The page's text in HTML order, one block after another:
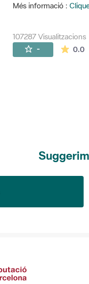
Més informació :
107287 Visualitzacions
- 0.0